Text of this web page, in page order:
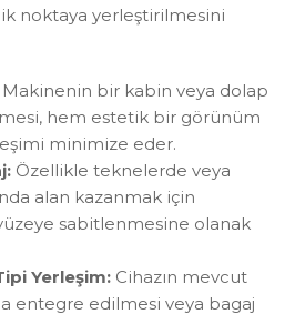
noktaya yerleştirilmesini
Makinenin bir kabin veya dolap
hem estetik bir görünüm
minimize eder.
Özellikle teknelerde veya
alan kazanmak için
sabitlenmesine olanak
Yerleşim: Cihazın mevcut
entegre edilmesi veya bagaj